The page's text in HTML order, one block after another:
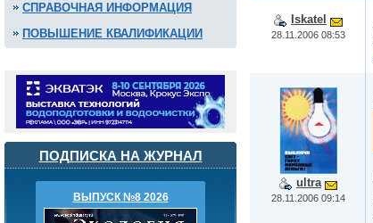
СПРАВОЧНАЯ ИНФОРМАЦИЯ
ПОВЫШЕНИЕ КВАЛИФИКАЦИИ
ПОДПИСКА НА ЖУРНАЛ
ВЫПУСК №8 2026
Iskatel
28.11.2006 08:53
ultra
28.11.2006 09:14